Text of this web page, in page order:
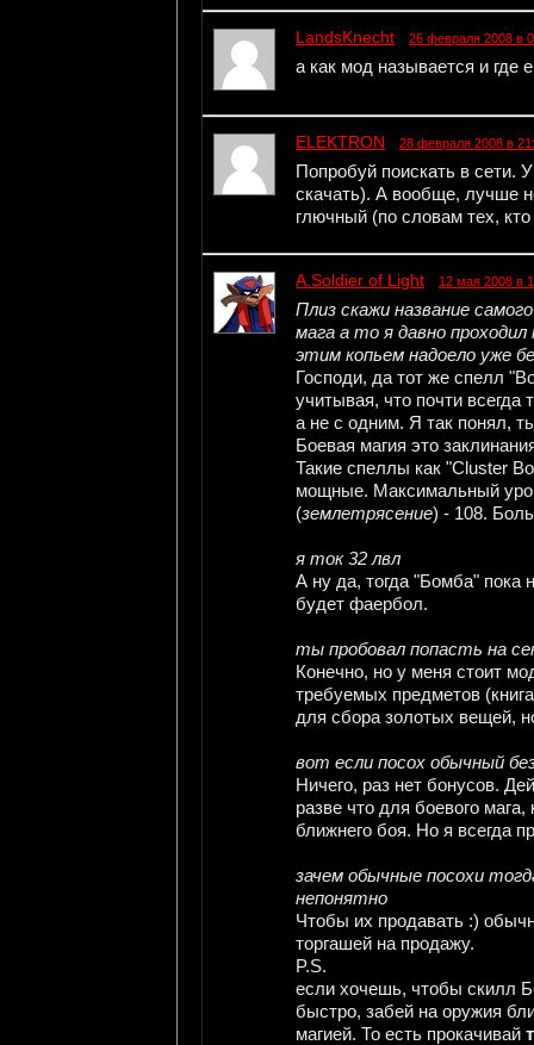
LandsKnecht 26 февраля 2008 в
а как мод называется и где
ELEKTRON 28 февраля 2008 в
Попробуй поискать в сети.
скачать). А вообще, лучше
глючный (по словам тех,
A.Soldier of Light 12 мая 2008 в
Плиз скажи название
мага а то я давно
этим копьем надоело уже
Господи, да тот же спелл
учитывая, что почти
а не с одним. Я так понял,
Боевая магия это
Такие спеллы как "Cluster
мощные. Максимальный
(землетрясение) - 108.
я ток 32 лвл
А ну да, тогда "Бомба" пока
будет фаербол.
ты пробовал попасть на
Конечно, но у меня стоит
требуемых предметов
для сбора золотых вещей,
вот если посох обычный
Ничего, раз нет бонусов.
разве что для боевого мага,
ближнего боя. Но я всегда
зачем обычные посохи
непонятно
Чтобы их продавать :)
торгашей на продажу.
P.S.
если хочешь, чтобы скилл
быстро, забей на оружия
магией. То есть прокачивай